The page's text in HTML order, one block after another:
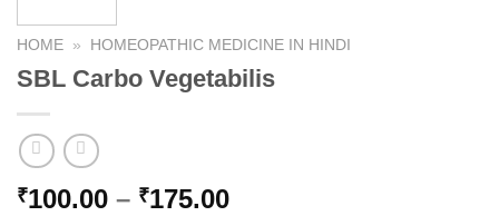
HOME » HOMEOPATHIC MEDICINE IN HINDI
SBL Carbo Vegetabilis
₹100.00 – ₹175.00Price